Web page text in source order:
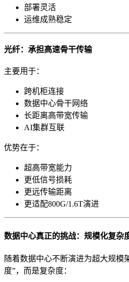
部署灵活
运维成熟稳定
光纤：承担高速骨干传输
主要用于：
跨机柜连接
数据中心骨干网络
长距离高带宽传输
AI集群互联
优势在于：
超高带宽能力
更低信号损耗
更远传输距离
更适配800G/1.6T演进
数据中心真正的挑战：规模化复杂
随着数据中心不断演进为超大规模
度”，而是复杂度：